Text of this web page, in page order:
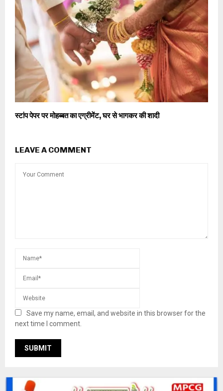
स्टांप पेपर पर मोहब्बत का एग्रीमेंट, घर से भागकर की शादी
LEAVE A COMMENT
Save my name, email, and website in this browser for the
next time I comment.